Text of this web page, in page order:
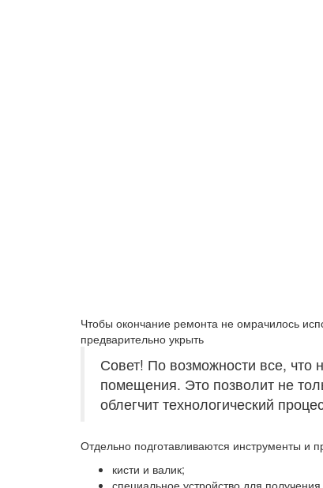
Чтобы окончание ремонта не омрачилось
предварительно укрыть
Совет! По возможности все, что
помещения. Это позволит не
облегчит технологический
Отдельно подготавливаются инструменты и
кисти и валик;
специальное устройство для